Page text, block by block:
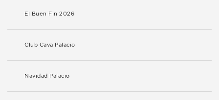
El Buen Fin 2026
Club Cava Palacio
Navidad Palacio